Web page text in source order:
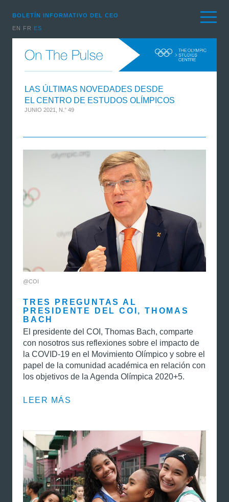
BOLETÍN INFORMATIVO DEL CEO
EN FR ES
LAS ÚLTIMAS NOVEDADES DESDE
EL CENTRO DE ESTUDOS OLÍMPICOS
JUNIO 2021, N.° 49
@COI
TRES PREGUNTAS AL
PRESIDENTE DEL COI, THOMAS
BACH
El presidente del COI, Thomas Bach, comparte
con nosotros sus reflexiones sobre el impacto de
la COVID-19 en el Movimiento Olímpico y sobre el
papel de la comunidad académica en relación con
los objetivos de la Agenda Olímpica 2020+5.
LEER MÁS